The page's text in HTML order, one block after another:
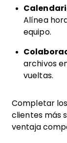
Alínea
equipo.
archivos
vueltas.
Completar
clientes más
ventaja